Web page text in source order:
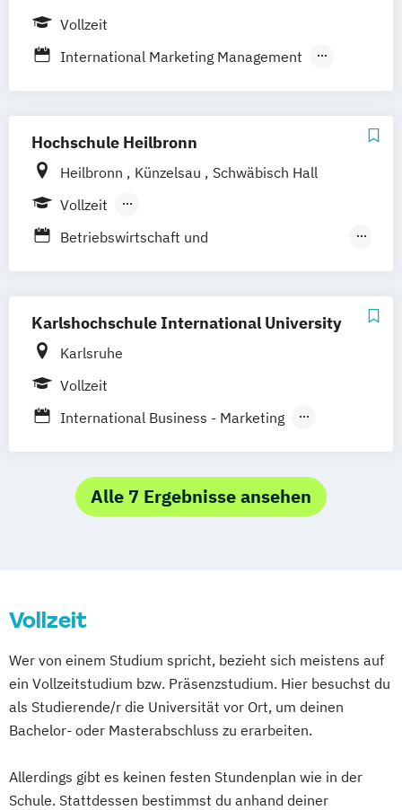
Management
Kommunikationsmanagement und
Vollzeit
International Marketing Management
Hochschule Heilbronn
Heilbronn Künzelsau
Schwäbisch Hall
Vollzeit
Berufsbegleitendes Präsenzstudium
Betriebswirtschaft und
International Marketing and
Communication
Nachhaltige Tourismusentwicklung
Transformation
Karlshochschule International University
Karlsruhe
Vollzeit
International Business - Marketing
Management - Marketing
Alle 7 Ergebnisse ansehen
Vollzeit
Wer von einem Studium spricht, bezieht sich meistens auf
ein Vollzeitstudium bzw. Präsenzstudium. Hier besuchst du
als Studierende/r die Universität vor Ort, um deinen
Bachelor- oder Masterabschluss zu erarbeiten.
Allerdings gibt es keinen festen Stundenplan wie in der
Schule. Stattdessen bestimmst du anhand deiner